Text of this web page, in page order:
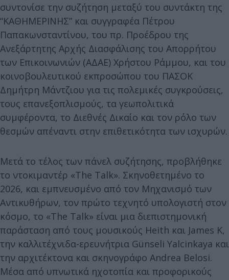
συντονίσε την συζήτηση μεταξύ του συντάκτη της
“ΚΑΘΗΜΕΡΙΝΗΣ” και συγγραφέα Πέτρου
Παπακωνσταντίνου, του πρ. Προέδρου της
Ανεξάρτητης Αρχής Διασφάλισης του Απορρήτου
των Επικοινωνιών (ΑΔΑΕ) Χρήστου Ράμμου, και του
κοινοβουλευτικού εκπροσώπου του ΠΑΣΟΚ
Δημήτρη Μάντζιου για τις πολεμικές συγκρούσεις,
τους επανεξοπλισμούς, τα γεωπολιτικά
συμφέροντα, το Διεθνές Δικαίο και τον ρόλο των
θεσμών απέναντι στην επιθετικότητα των ισχυρών.
Μετά το τέλος των πάνελ συζήτησης, προβλήθηκε
το ντοκιμαντέρ «The Talk». Σκηνοθετημένο το
2026, και εμπνευσμένο από τον Μηχανισμό των
Αντικυθήρων, τον πρώτο τεχνητό υπολογιστή στον
κόσμο, το «The Talk» είναι μια διεπιστημονική
παράσταση από τους μουσικούς Heith και James K,
την καλλιτέχνιδα-ερευνήτρια Günseli Yalcinkaya και
την αρχιτέκτονα και σκηνογράφο Andrea Belosi.
Μέσα από υπνωτικά ηχοτοπία και προφορικούς